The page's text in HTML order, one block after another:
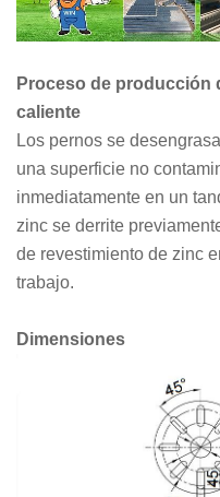
Proceso de producción
caliente
Los pernos se
una superficie no
inmediatamente en un
zinc se derrite
de revestimiento de zinc
trabajo.
Dimensiones